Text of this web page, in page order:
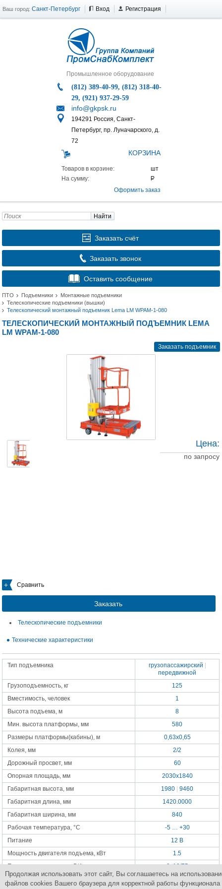
Ваш город: Санкт-Петербург Вход Регистрация
Промышленное оборудование
(812) 389-40-99, (812) 318-40-
29, (921) 937-29-59
info@gkpsk.ru
194291 Россия, Санкт-
Петербург, пр. Луначарского, д.
72
КОРЗИНА
Товаров в корзине:
На сумму:
Оформить заказ
Найти
Заказать счёт
Заказать звонок
Оставить сообщение
ПТО Подъемники
Монтажные подъемники
Телескопические подъемники (вышки)
Телескопический монтажный подъемник Lema LM WPAM-1-080
ТЕЛЕСКОПИЧЕСКИЙ МОНТАЖНЫЙ ПОДЪЕМНИК LEMA
LM WPAM-1-080
Заказать подъемник
Сравнить
Заказать
Цена:
по запросу
Телескопические подъемники
Технические характеристики
Тип подъемника грузопассажирский
передвижной
Грузоподъемность, кг
125
Вместимость, человек
1
Высота подъема, м
8
Мин. высота платформы, мм
580
Размеры платформы(кабины), м
0,63x0,65
Колея, мм
2/2
Дорожный просвет, мм
60
Опорная площадь, мм
2030x1840
Габаритная высота, мм
1980 |9460
Габаритная длина, мм
1420.0000
Габаритная ширина, мм
840
Рабочая температура, °C
-5 … +30
Питание
12 В
Мощность двигателя подъема, кВт
1.5
Емкость аккумулятора, В/Ач
2x12/75
Зарядное устройство, В/Ач
12/15
Продолжая использовать этот сайт, Вы соглашаетесь на
файлов cookies Вашего браузера для корректной работы функционала